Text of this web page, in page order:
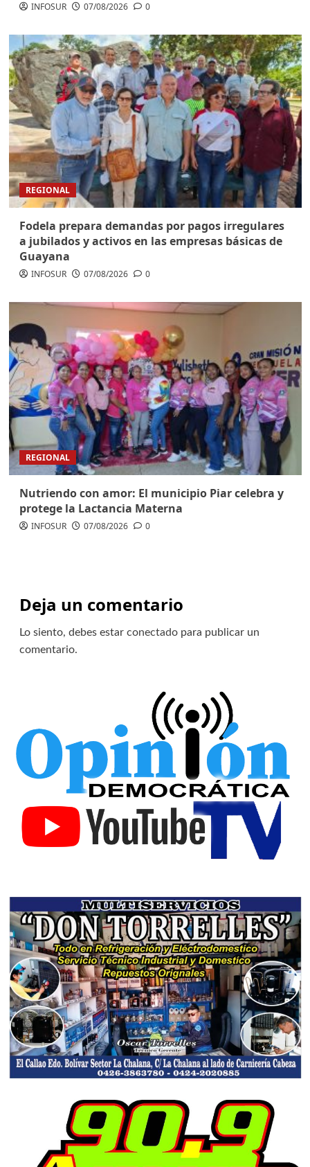
INFOSUR 07/08/2026 0
REGIONAL
Fodela prepara demandas por pagos irregulares
a jubilados y activos en las empresas básicas de
Guayana
INFOSUR 07/08/2026 0
REGIONAL
Nutriendo con amor: El municipio Piar celebra y
protege la Lactancia Materna
INFOSUR 07/08/2026 0
Deja un comentario
Lo siento, debes estar conectadopara publicar un
comentario.